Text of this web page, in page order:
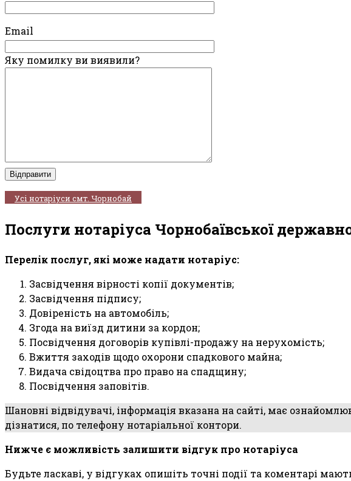
Email
Яку помилку ви виявили?
Усі нотаріуси смт. Чорнобай
Послуги нотаріуса Чорнобаївської
Перелік послуг, які може надати нотаріус:
Засвідчення вірності копії документів;
Засвідчення підпису;
Довіреність на автомобіль;
Згода на виїзд дитини за кордон;
Посвідчення договорів купівлі-продажу на нерухомість;
Вжиття заходів щодо охорони спадкового майна;
Видача свідоцтва про право на спадщину;
Посвідчення заповітів.
Шановні відвідувачі, інформація вказана на сайті, має
дізнатися, по телефону нотаріальної контори.
Нижче є можливість залишити відгук про нотаріуса
Будьте ласкаві, у відгуках опишіть точні події та коментарі